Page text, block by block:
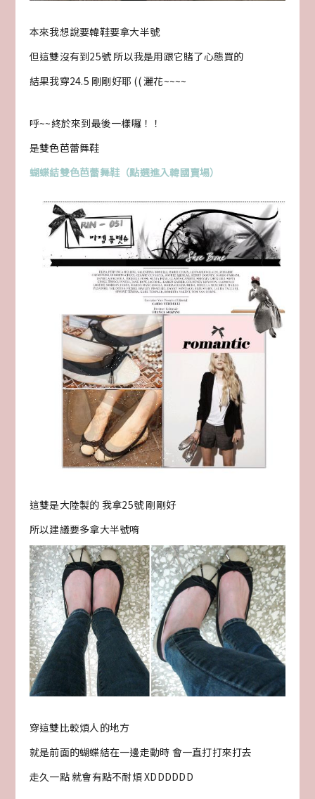
本來我想說要韓鞋要拿大半號
但這雙沒有到25號 所以我是用跟它賭了心態買的
結果我穿24.5 剛剛好耶 (( 灑花~~~~
呼~~終於來到最後一樣囉！！
是雙色芭蕾舞鞋
蝴蝶結雙色芭蕾舞鞋（點選進入韓國賣場）
這雙是大陸製的 我拿25號 剛剛好
所以建議要多拿大半號唷
穿這雙比較煩人的地方
就是前面的蝴蝶結在一邊走動時 會一直打打來打去
走久一點 就會有點不耐煩 XDDDDDD